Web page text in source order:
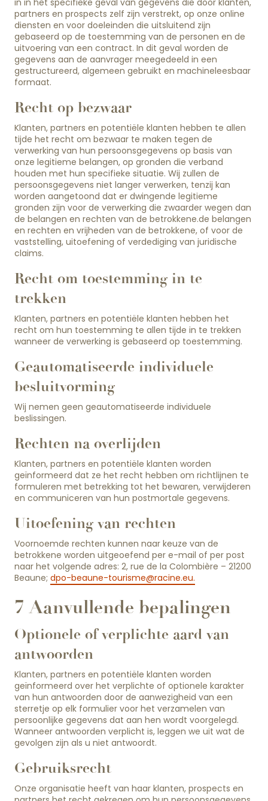
in in het specifieke geval van gegevens die door klanten,
partners en prospects zelf zijn verstrekt, op onze online
diensten en voor doeleinden die uitsluitend zijn
gebaseerd op de toestemming van de personen en de
uitvoering van een contract. In dit geval worden de
gegevens aan de aanvrager meegedeeld in een
gestructureerd, algemeen gebruikt en machineleesbaar
formaat.
Recht op bezwaar
Klanten, partners en potentiële klanten hebben te allen
tijde het recht om bezwaar te maken tegen de
verwerking van hun persoonsgegevens op basis van
onze legitieme belangen, op gronden die verband
houden met hun specifieke situatie. Wij zullen de
persoonsgegevens niet langer verwerken, tenzij kan
worden aangetoond dat er dwingende legitieme
gronden zijn voor de verwerking die zwaarder wegen dan
de belangen en rechten van de betrokkene.de belangen
en rechten en vrijheden van de betrokkene, of voor de
vaststelling, uitoefening of verdediging van juridische
claims.
Recht om toestemming in te
trekken
Klanten, partners en potentiële klanten hebben het
recht om hun toestemming te allen tijde in te trekken
wanneer de verwerking is gebaseerd op toestemming.
Geautomatiseerde individuele
besluitvorming
Wij nemen geen geautomatiseerde individuele
beslissingen.
Rechten na overlijden
Klanten, partners en potentiële klanten worden
geïnformeerd dat ze het recht hebben om richtlijnen te
formuleren met betrekking tot het bewaren, verwijderen
en communiceren van hun postmortale gegevens.
Uitoefening van rechten
Voornoemde rechten kunnen naar keuze van de
betrokkene worden uitgeoefend per e-mail of per post
naar het volgende adres: 2, rue de la Colombière – 21200
Beaune; dpo-beaune-tourisme@racine.eu.
7 Aanvullende bepalingen
Optionele of verplichte aard van
antwoorden
Klanten, partners en potentiële klanten worden
geïnformeerd over het verplichte of optionele karakter
van hun antwoorden door de aanwezigheid van een
sterretje op elk formulier voor het verzamelen van
persoonlijke gegevens dat aan hen wordt voorgelegd.
Wanneer antwoorden verplicht is, leggen we uit wat de
gevolgen zijn als u niet antwoordt.
Gebruiksrecht
Onze organisatie heeft van haar klanten, prospects en